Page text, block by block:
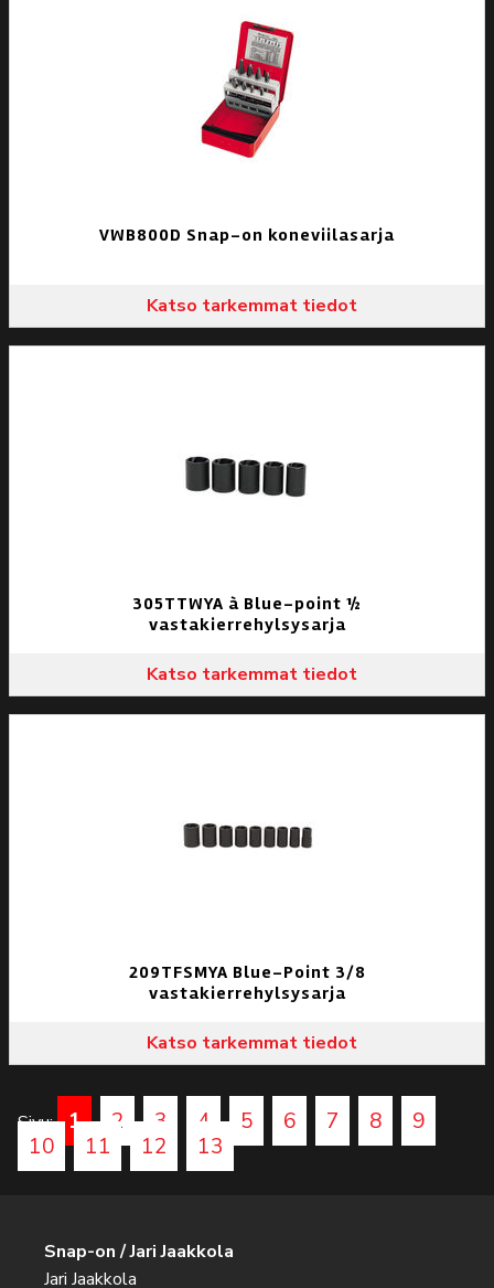
VWB800D Snap-on koneviilasarja
Katso tarkemmat tiedot
305TTWYA à Blue-point ½
vastakierrehylsysarja
Katso tarkemmat tiedot
209TFSMYA Blue-Point 3/8
vastakierrehylsysarja
Katso tarkemmat tiedot
Sivu: 1 2 3 4 5 6 7 8
9
10
11 12 13
Snap-on / Jari Jaakkola
Jari Jaakkola